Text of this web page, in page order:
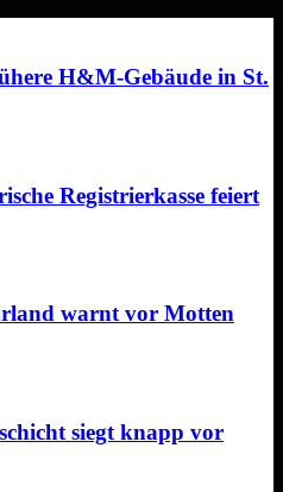
H&M-Gebäude in St.
Registrierkasse feiert
warnt vor Motten
siegt knapp vor